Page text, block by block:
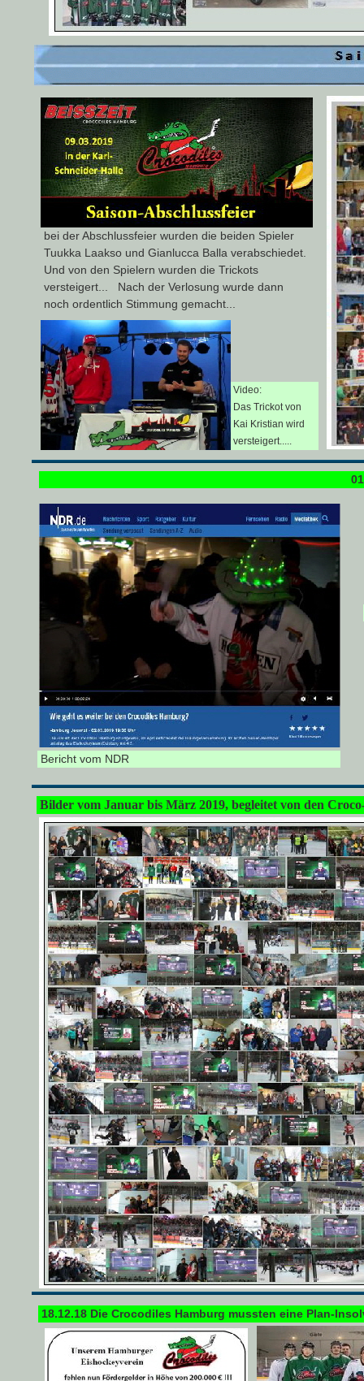
bei der Abschlussfeier wurden die beiden Spieler
Tuukka Laakso und Gianlucca Balla verabschiedet.
Und von den Spielern wurden die Trickots
versteigert... Nach der Verlosung wurde dann
noch ordentlich Stimmung gemacht...
Video:
Das Trickot von
Kai Kristian wird
versteigert.....
Bericht vom NDR
Bilder vom Januar bis März 2019, begleitet von den
18.12.18 Die Crocodiles Hamburg mussten eine Plan-